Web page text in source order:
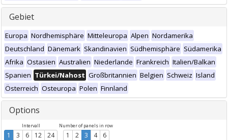
Gebiet
Europa Nordhemisphäre Mitteleuropa Alpen Nordamerika
Deutschland Dänemark Skandinavien Südhemisphäre Südamerika
Afrika Ostasien Australien Niederlande Frankreich Italien/Balkan
Spanien Türkei/Nahost Großbritannien Belgien Schweiz Island
Österreich Osteuropa Polen Finnland
Options
Intervall
1 3 6 12 24
Number of panels in row
1 2 3 4 6